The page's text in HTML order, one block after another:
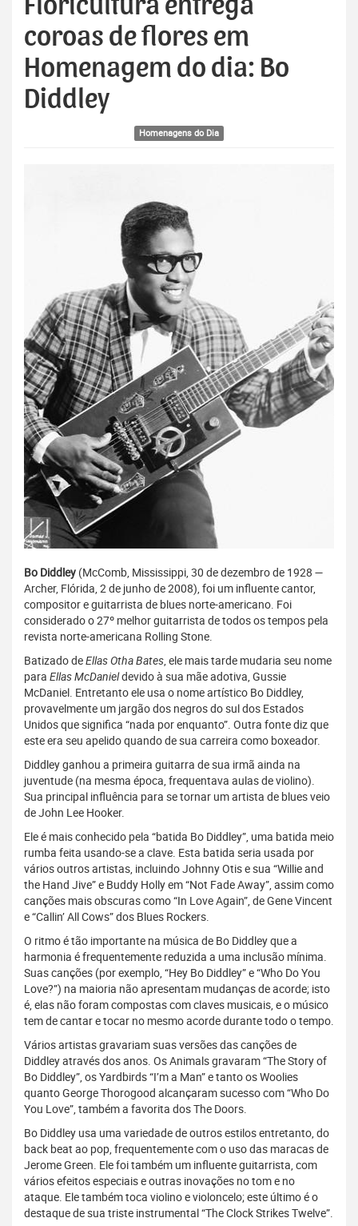
Floricultura entrega
coroas de flores em
Homenagem do dia: Bo
Diddley
Homenagens do Dia
Bo Diddley (McComb, Mississippi, 30 de dezembro de 1928 —
Archer, Flórida, 2 de junho de 2008), foi um influente cantor,
compositor e guitarrista de blues norte-americano. Foi
considerado o 27º melhor guitarrista de todos os tempos pela
revista norte-americana Rolling Stone.
Batizado deEllas Otha Bates, ele mais tarde mudaria seu nome
para Ellas McDanieldevido à sua mãe adotiva, Gussie
McDaniel. Entretanto ele usa o nome artístico Bo Diddley,
provavelmente um jargão dos negros do sul dos Estados
Unidos que significa “nada por enquanto”. Outra fonte diz que
este era seu apelido quando de sua carreira como boxeador.
Diddley ganhou a primeira guitarra de sua irmã ainda na
juventude (na mesma época, frequentava aulas de violino).
Sua principal influência para se tornar um artista de blues veio
de John Lee Hooker.
Ele é mais conhecido pela “batida Bo Diddley”, uma batida meio
rumba feita usando-se a clave. Esta batida seria usada por
vários outros artistas, incluindo Johnny Otis e sua “Willie and
the Hand Jive” e Buddy Holly em “Not Fade Away”, assim como
canções mais obscuras como “In Love Again”, de Gene Vincent
e “Callin’ All Cows” dos Blues Rockers.
O ritmo é tão importante na música de Bo Diddley que a
harmonia é frequentemente reduzida a uma inclusão mínima.
Suas canções (por exemplo, “Hey Bo Diddley” e “Who Do You
Love?”) na maioria não apresentam mudanças de acorde; isto
é, elas não foram compostas com claves musicais, e o músico
tem de cantar e tocar no mesmo acorde durante todo o tempo.
Vários artistas gravariam suas versões das canções de
Diddley através dos anos. Os Animals gravaram “The Story of
Bo Diddley”, os Yardbirds “I’m a Man” e tanto os Woolies
quanto George Thorogood alcançaram sucesso com “Who Do
You Love”, também a favorita dos The Doors.
Bo Diddley usa uma variedade de outros estilos entretanto, do
back beat ao pop, frequentemente com o uso das maracas de
Jerome Green. Ele foi também um influente guitarrista, com
vários efeitos especiais e outras inovações no tom e no
ataque. Ele também toca violino e violoncelo; este último é o
destaque de sua triste instrumental “The Clock Strikes Twelve”.